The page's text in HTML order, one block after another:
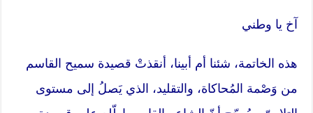
آخ يا وطني
هذه الخاتمة، شئنا أم أبينا، أنقذتْ قصيدة سميح القاسم
من وَصْمة المُحاكاة، والتقليد، الذي يَصلُ إلى مستوى